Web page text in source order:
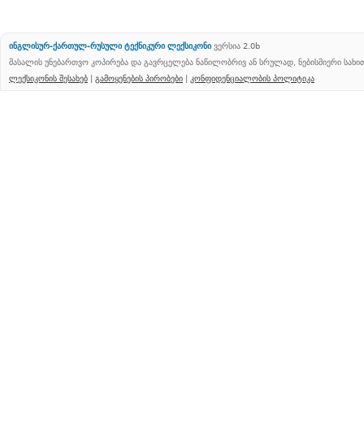
ინგლისურ-ქართულ-რუსული ტექნიკური ლექსიკონი ვერსია 2.0b
მასალის უნებართვო კოპირება და გავრცელება ნაწილობრივ ან სრულად, ნებისმიერი
ლექსიკონის შესახებ | გამოყენების პირობები | კონფიდენციალობის პოლიტიკა